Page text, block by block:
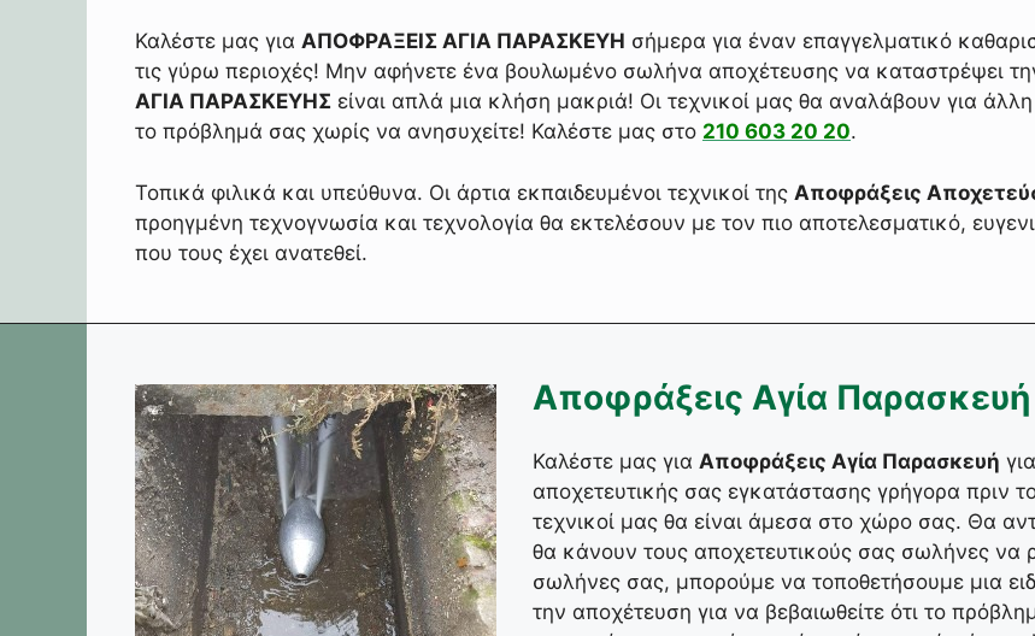
Καλέστε μας για ΑΠΟΦΡΑΞΕΙΣ ΑΓΙΑ ΠΑΡΑΣΚΕΥΗ σήμερα για έναν επαγγελματικό
τις γύρω περιοχές! Μην αφήνετε ένα βουλωμένο σωλήνα αποχέτευσης να καταστρέψει
ΑΓΙΑ ΠΑΡΑΣΚΕΥΗΣ είναι απλά μια κλήση μακριά! Οι τεχνικοί μας θα αναλάβουν για
το πρόβλημά σας χωρίς να ανησυχείτε! Καλέστε μας στο 210 603 20 20.
Τοπικά φιλικά και υπεύθυνα. Οι άρτια εκπαιδευμένοι τεχνικοί της Αποφράξεις
προηγμένη τεχνογνωσία και τεχνολογία θα εκτελέσουν με τον πιο αποτελεσματικό,
που τους έχει ανατεθεί.
Αποφράξεις Αγία
Καλέστε μας για Αποφράξεις Αγία Παρασκευή
αποχετευτικής σας εγκατάστασης γρήγορα πριν
τεχνικοί μας θα είναι άμεσα στο χώρο σας. Θα
θα κάνουν τους αποχετευτικούς σας σωλήνες να
σωλήνες σας, μπορούμε να τοποθετήσουμε μια
την αποχέτευση για να βεβαιωθείτε ότι το